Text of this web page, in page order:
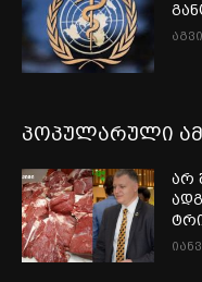
პოპულარული
არ